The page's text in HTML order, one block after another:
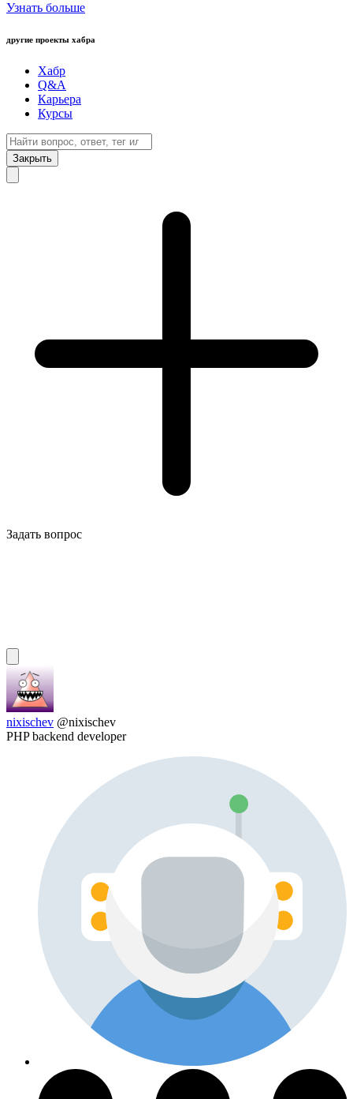
Узнать больше
другие проекты хабра
Хабр
Q&A
Карьера
Курсы
Закрыть
Задать вопрос
nixischev @nixischev
PHP backend developer